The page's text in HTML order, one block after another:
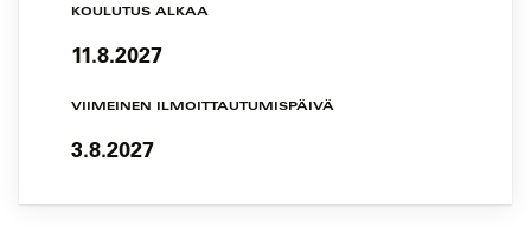
KOULUTUS ALKAA
11.8.2027
VIIMEINEN ILMOITTAUTUMISPÄIVÄ
3.8.2027